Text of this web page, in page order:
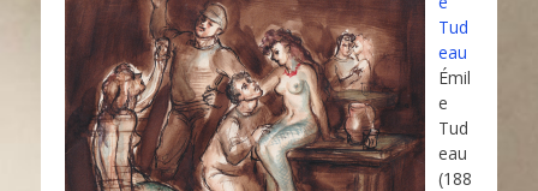
Tud
eau
Émil
e
Tud
eau
(188